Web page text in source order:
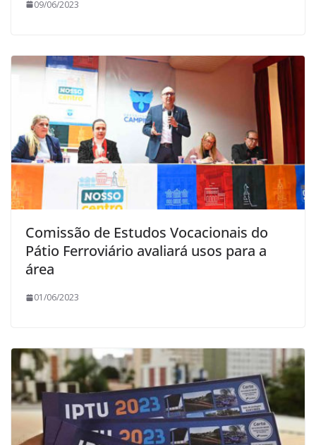
09/06/2023
Comissão de Estudos Vocacionais do
Pátio Ferroviário avaliará usos para a
área
01/06/2023